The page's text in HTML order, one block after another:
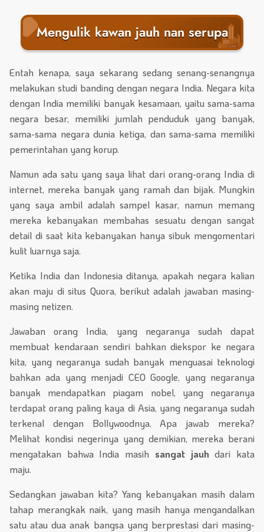
Mengulik kawan jauh nan serupa
Entah kenapa, saya sekarang sedang senang-senangnya
melakukan studi banding dengan negara India. Negara kita
dengan India memiliki banyak kesamaan, yaitu sama-sama
negara besar, memiliki jumlah penduduk yang banyak,
sama-sama negara dunia ketiga, dan sama-sama memiliki
pemerintahan yang korup.
Namun ada satu yang saya lihat dari orang-orang India di
internet, mereka banyak yang ramah dan bijak. Mungkin
yang saya ambil adalah sampel kasar, namun memang
mereka kebanyakan membahas sesuatu dengan sangat
detail di saat kita kebanyakan hanya sibuk mengomentari
kulit luarnya saja.
Ketika India dan Indonesia ditanya, apakah negara kalian
akan maju di situs Quora, berikut adalah jawaban masing-
masing netizen.
Jawaban orang India, yang negaranya sudah dapat
membuat kendaraan sendiri bahkan diekspor ke negara
kita, yang negaranya sudah banyak menguasai teknologi
bahkan ada yang menjadi CEO Google, yang negaranya
banyak mendapatkan piagam nobel, yang negaranya
terdapat orang paling kaya di Asia, yang negaranya sudah
terkenal dengan Bollywoodnya. Apa jawab mereka?
Melihat kondisi negerinya yang demikian, mereka berani
mengatakan bahwa India masih sangat jauhdari kata
maju.
Sedangkan jawaban kita? Yang kebanyakan masih dalam
tahap merangkak naik, yang masih hanya mengandalkan
satu atau dua anak bangsa yang berprestasi dari masing-